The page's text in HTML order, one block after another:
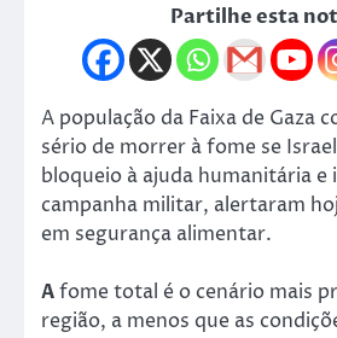
Partilhe esta
A população da Faixa de Gaza
sério de morrer à fome se
bloqueio à ajuda humanitária
campanha militar, alertaram
em segurança alimentar.
Afome total é o cenário mais
região, a menos que as